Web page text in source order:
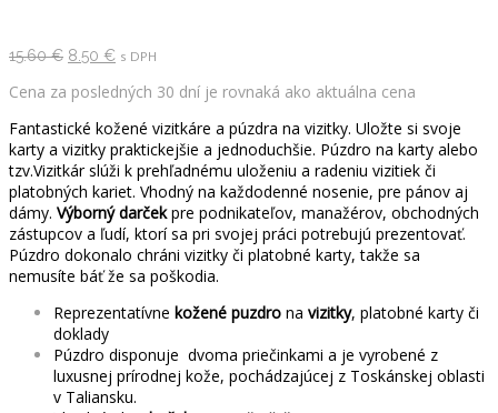
15.60€ Pôvodná
bola:
15.60 €.
8.50 € Aktuálna
je:
8.50 €.
s DPH
Cena za posledných 30 dní je rovnaká ako aktuálna cena
Fantastické kožené vizitkáre a púzdra na vizitky. Uložte si svoje
karty a vizitky praktickejšie a jednoduchšie. Púzdro na karty alebo
tzv.Vizitkár slúži k prehľadnému uloženiu a radeniu vizitiek či
platobných kariet. Vhodný na každodenné nosenie, pre pánov aj
dámy. Výborný darčekpre podnikateľov, manažérov, obchodných
zástupcov a ľudí, ktorí sa pri svojej práci potrebujú prezentovať.
Púzdro dokonalo chráni vizitky či platobné karty, takže sa
nemusíte báť že sa poškodia.
Reprezentatívne kožené puzdro na vizitky, platobné karty či
doklady
Púzdro disponuje dvoma priečinkami a je vyrobené z
luxusnej prírodnej kože, pochádzajúcej z Toskánskej oblasti
v Taliansku.